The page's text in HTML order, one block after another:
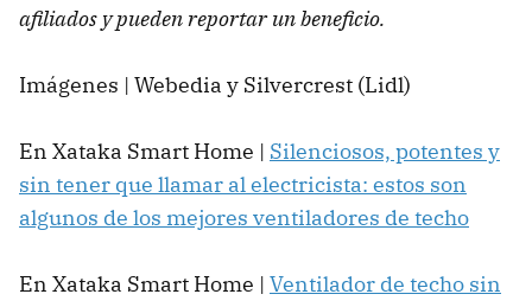
afiliados y pueden reportar un beneficio.
Imágenes | Webedia y Silvercrest (Lidl)
En Xataka Smart Home | Silenciosos, potentes y
sin tener que llamar al electricista: estos son
algunos de los mejores ventiladores de techo
En Xataka Smart Home | Ventilador de techo sin